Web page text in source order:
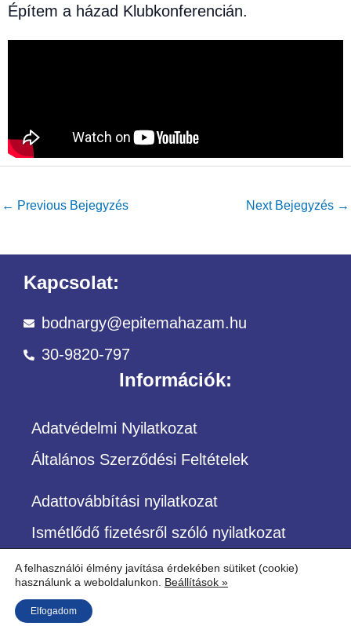
Építem a házad Klubkonferencián.
← Previous Bejegyzés Next Bejegyzés →
Kapcsolat:
bodnargy@epitemahazam.hu
30-9820-797
Információk:
Adatvédelmi Nyilatkozat
Általános Szerződési Feltételek
Adattovábbítási nyilatkozat
Ismétlődő fizetésről szóló nyilatkozat
©Copyright – Minden jog fenntartva
A felhasználói élmény javítása érdekében sütiket (cookie)
használunk a weboldalunkon. Beállítások »
Elfogadom